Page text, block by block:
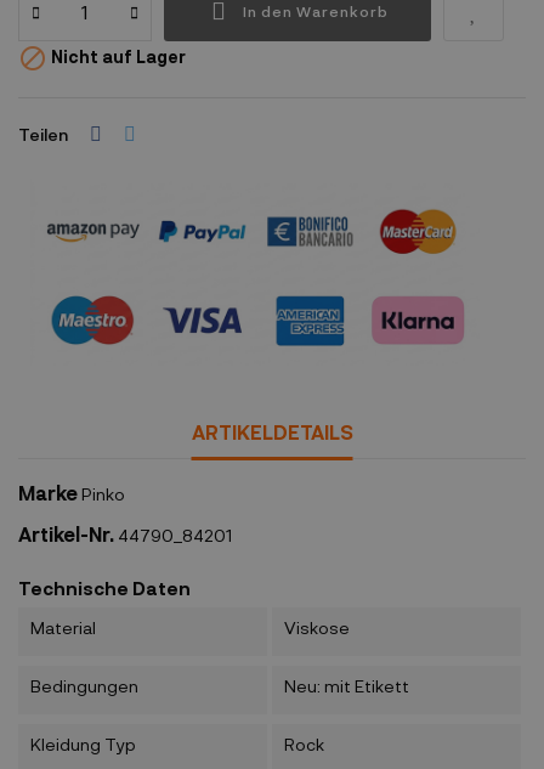
In den Warenkorb
 Nicht auf Lager
Teilen
ARTIKELDETAILS
Marke Pinko
Artikel-Nr. 44790_84201
Technische Daten
Material Viskose
Bedingungen Neu: mit Etikett
Kleidung Typ Rock